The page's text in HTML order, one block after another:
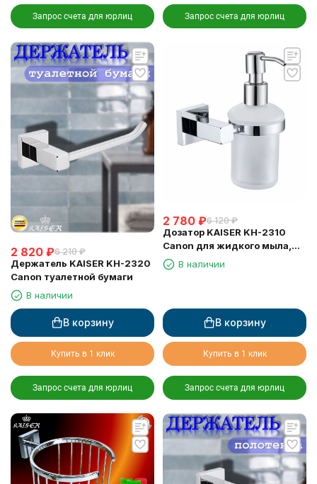
Запрос счета для юрлиц Запрос счета для юрлиц
2 820 ₽6 210 ₽
Держатель KAISER KH-2320
Canon туалетной бумаги
В наличии
В корзину
Купить в 1 клик
Запрос счета для юрлиц
2 780 ₽6 120 ₽
Дозатор KAISER KH-2310
Canon для жидкого мыла,
настенный
В наличии
В корзину
Купить в 1 клик
Запрос счета для юрлиц